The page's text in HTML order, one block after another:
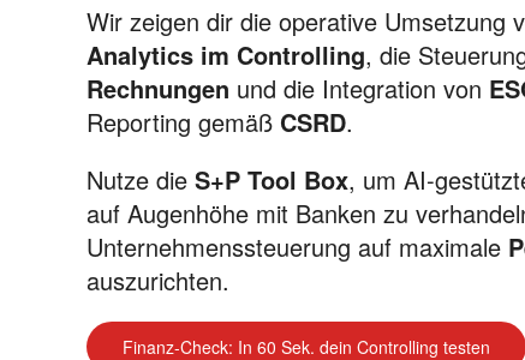
Wir zeigen dir die operative Umsetzung
Analytics im Controlling, die
Rechnungen und die Integration von
Reporting gemäß CSRD.
Nutze die S+P Tool Box, um AI-
auf Augenhöhe mit Banken zu
Unternehmenssteuerung auf maximale
auszurichten.
Finanz-Check: In 60 Sek. dein Controlling testen